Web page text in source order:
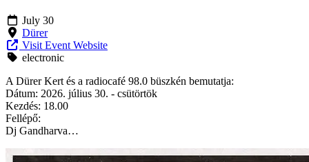
July 30
Dürer
Visit Event Website
electronic
A Dürer Kert és a radiocafé 98.0 büszkén bemutatja:
Dátum: 2026. július 30. - csütörtök
Kezdés: 18.00
Fellépő:
Dj Gandharva…